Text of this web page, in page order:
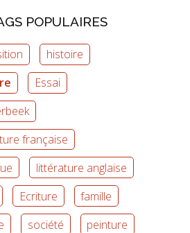
POPULAIRES
histoire
Essai
française
littérature anglaise
Ecriture
famille
société
peinture